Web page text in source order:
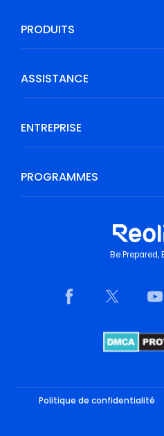
PRODUITS
ASSISTANCE
ENTREPRISE
PROGRAMMES
Be Prepared,
Politique de confidentialité